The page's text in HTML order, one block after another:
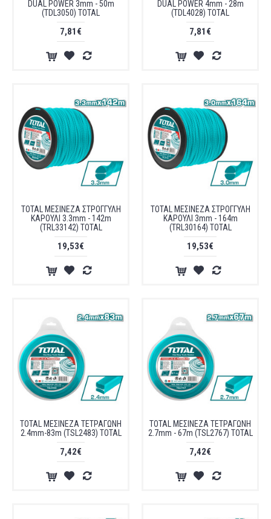
DUAL POWER 3mm - 50m
(TDL3050) TOTAL
7,81€
DUAL POWER 4mm - 28m
(TDL4028) TOTAL
7,81€
TOTAL ΜΕΣΙΝΕΖΑ ΣΤΡΟΓΓΥΛΗ
ΚΑΡΟΥΛΙ 3.3mm - 142m
(TRL33142) TOTAL
19,53€
TOTAL ΜΕΣΙΝΕΖΑ ΣΤΡΟΓΓΥΛΗ
ΚΑΡΟΥΛΙ 3mm - 164m
(TRL30164) TOTAL
19,53€
TOTAL ΜΕΣΙΝΕΖΑ ΤΕΤΡΑΓΩΝΗ
2.4mm-83m (TSL2483) TOTAL
7,42€
TOTAL ΜΕΣΙΝΕΖΑ ΤΕΤΡΑΓΩΝΗ
2.7mm - 67m (TSL2767) TOTAL
7,42€